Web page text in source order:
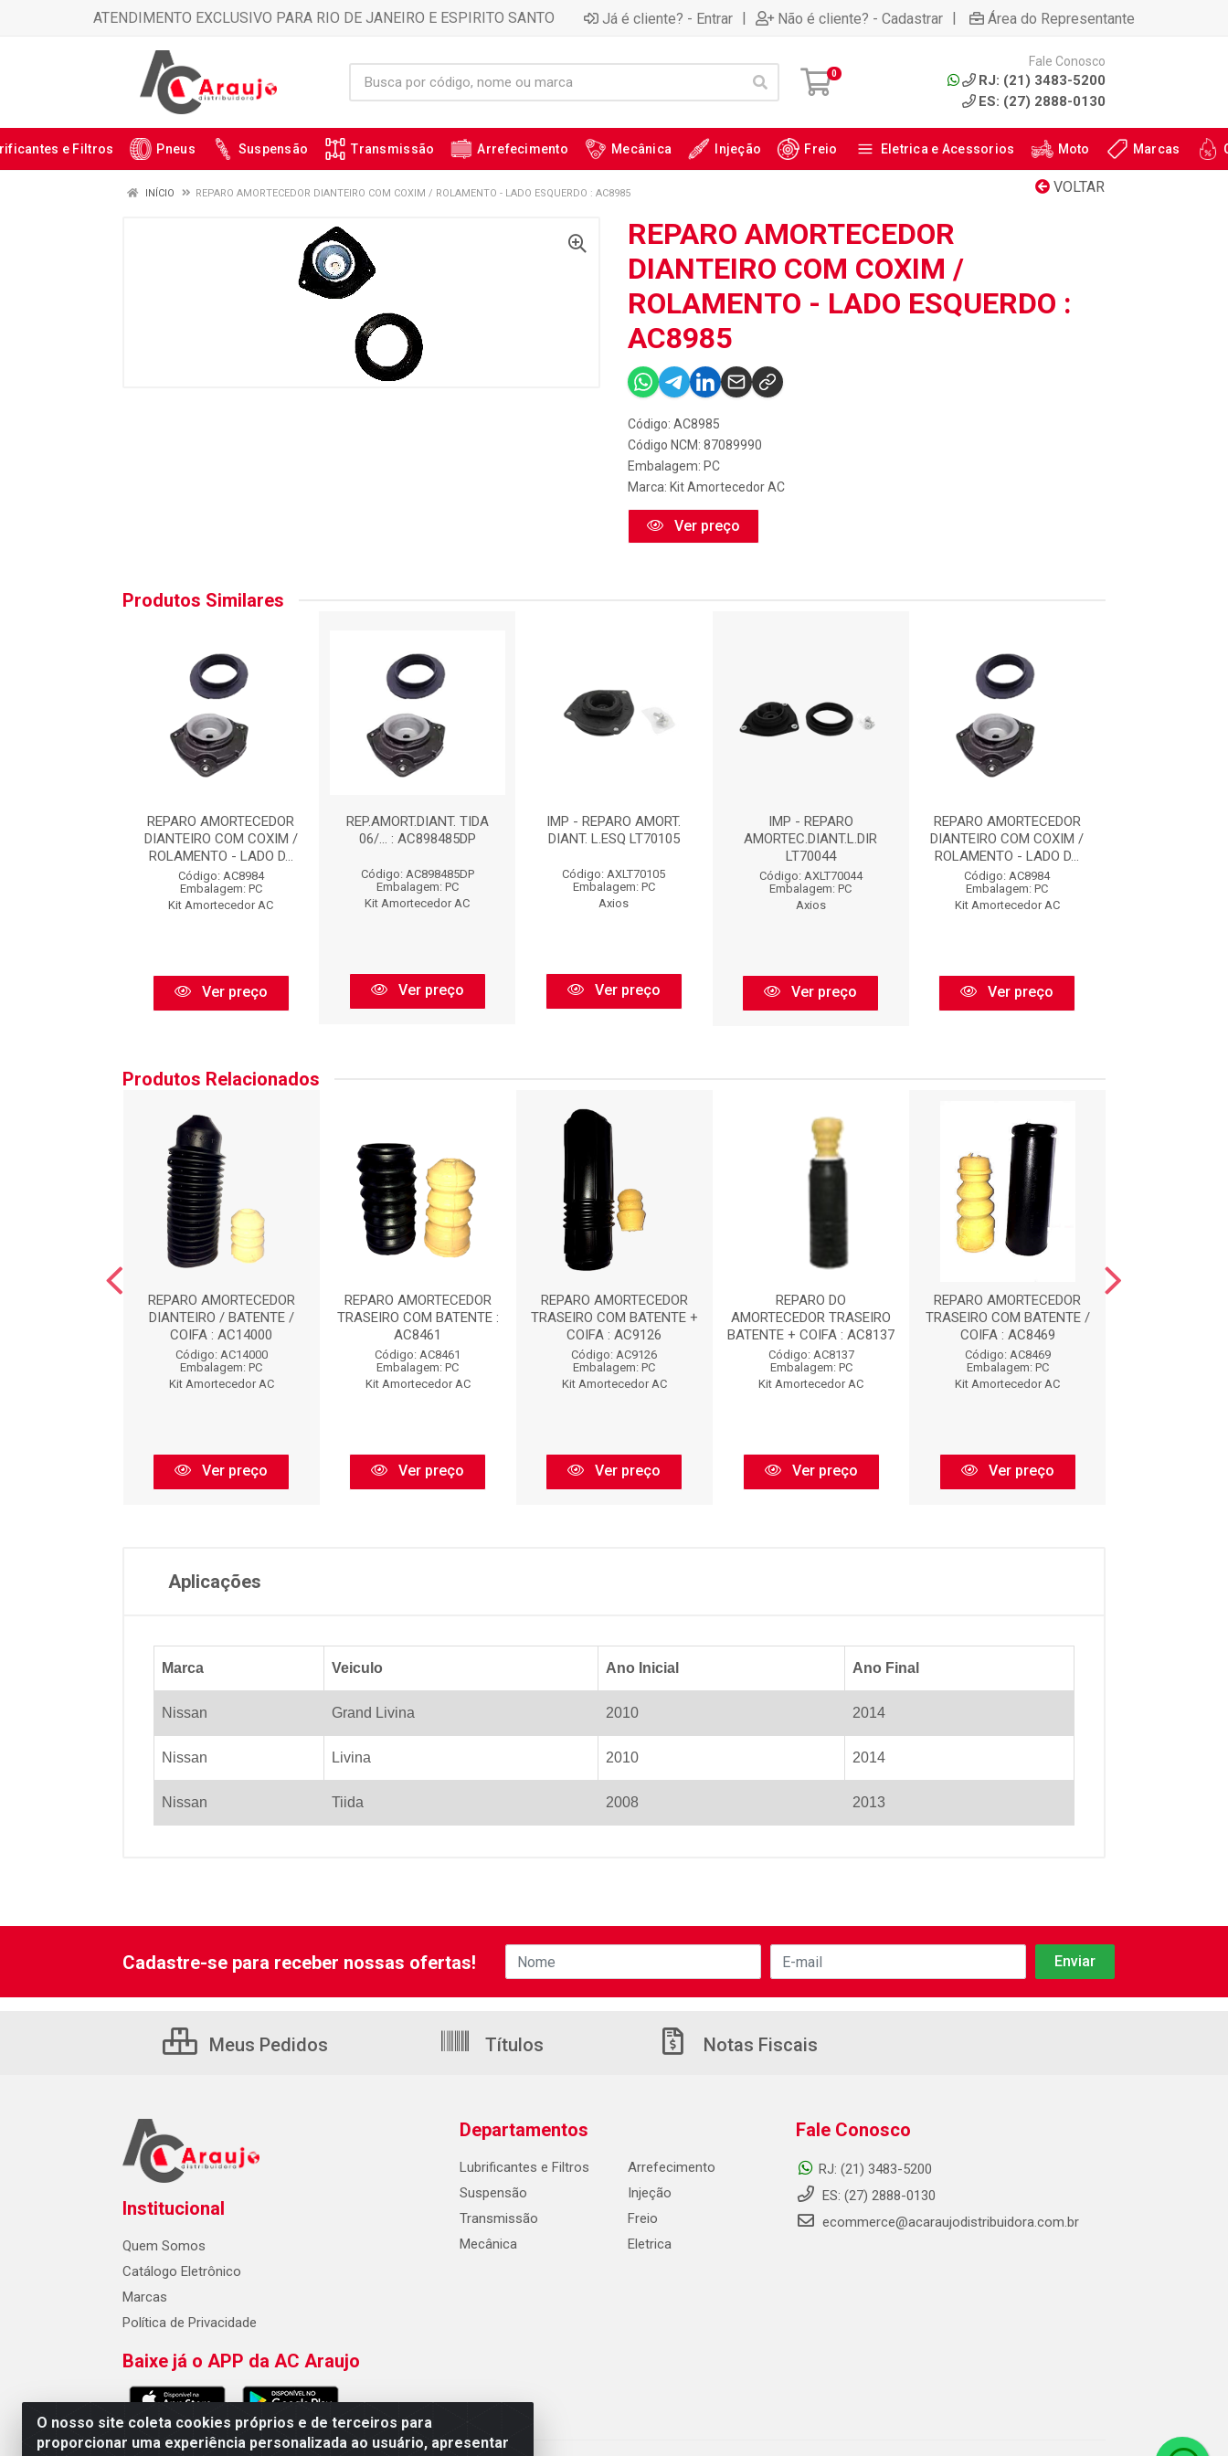
ATENDIMENTO EXCLUSIVO PARA RIO DE JANEIRO E ESPIRITO SANTO Já é cliente? - Entrar | Não é cliente? - Cadastrar | Área do Representante
0
Fale Conosco
RJ: (21) 3483-5200
ES: (27) 2888-0130
e Filtros Pneus Suspensão Transmissão Arrefecimento Mecânica Injeção Freio Eletrica e Acessorios Moto Marcas
VOLTAR
INÍCIO REPARO AMORTECEDOR DIANTEIRO COM COXIM / ROLAMENTO - LADO ESQUERDO : AC8985
REPARO AMORTECEDOR
DIANTEIRO COM COXIM /
ROLAMENTO - LADO ESQUERDO :
AC8985
Código: AC8985
Código NCM: 87089990
Embalagem: PC
Marca: Kit Amortecedor AC
Ver preço
Produtos Similares
REPARO AMORTECEDOR
DIANTEIRO COM COXIM /
ROLAMENTO - LADO D...
Código: AC8984
Embalagem: PC
Kit Amortecedor AC
Ver preço
REP.AMORT.DIANT. TIDA
06/... : AC898485DP
Código: AC898485DP
Embalagem: PC
Kit Amortecedor AC
Ver preço
IMP - REPARO AMORT.
DIANT. L.ESQ LT70105
Código: AXLT70105
Embalagem: PC
Axios
Ver preço
IMP - REPARO
AMORTEC.DIANT.L.DIR
LT70044
Código: AXLT70044
Embalagem: PC
Axios
Ver preço
REPARO AMORTECEDOR
DIANTEIRO COM COXIM /
ROLAMENTO - LADO D...
Código: AC8984
Embalagem: PC
Kit Amortecedor AC
Ver preço
Produtos Relacionados
REPARO AMORTECEDOR
DIANTEIRO / BATENTE /
COIFA : AC14000
Código: AC14000
Embalagem: PC
Kit Amortecedor AC
Ver preço
REPARO AMORTECEDOR
TRASEIRO COM BATENTE :
AC8461
Código: AC8461
Embalagem: PC
Kit Amortecedor AC
Ver preço
REPARO AMORTECEDOR
TRASEIRO COM BATENTE +
COIFA : AC9126
Código: AC9126
Embalagem: PC
Kit Amortecedor AC
Ver preço
REPARO DO
AMORTECEDOR TRASEIRO
BATENTE + COIFA : AC8137
Código: AC8137
Embalagem: PC
Kit Amortecedor AC
Ver preço
REPARO AMORTECEDOR
TRASEIRO COM BATENTE /
COIFA : AC8469
Código: AC8469
Embalagem: PC
Kit Amortecedor AC
Ver preço
Aplicações
Marca Veiculo Ano Inicial Ano Final
Nissan Grand Livina 2010 2014
Nissan Livina 2010 2014
Nissan Tiida 2008 2013
O nosso site coleta cookies próprios e de terceiros para
proporcionar uma experiência personalizada ao usuário, apresentar
Cadastre-se para receber nossas ofertas!
Meus Pedidos Títulos Notas Fiscais
Institucional
Quem Somos
Catálogo Eletrônico
Marcas
Política de Privacidade
Baixe já o APP da AC Araujo
Departamentos
Lubrificantes e Filtros
Suspensão
Transmissão
Mecânica
Arrefecimento
Injeção
Freio
Eletrica
Fale Conosco
RJ: (21) 3483-5200
ES: (27) 2888-0130
ecommerce@acaraujodistribuidora.com.br